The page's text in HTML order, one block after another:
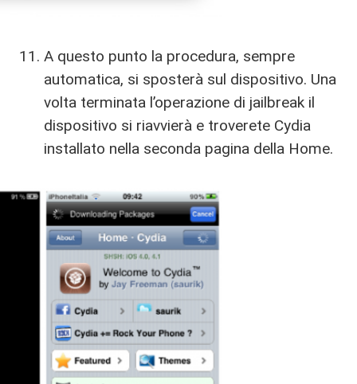
A questo punto la procedura, sempre
automatica, si sposterà sul dispositivo. Una
volta terminata l’operazione di jailbreak il
dispositivo si riavvierà e troverete Cydia
installato nella seconda pagina della Home.